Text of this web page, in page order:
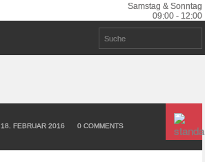
Samstag & Sonntag
09:00 - 12:00
18. FEBRUAR 2016 0 COMMENTS